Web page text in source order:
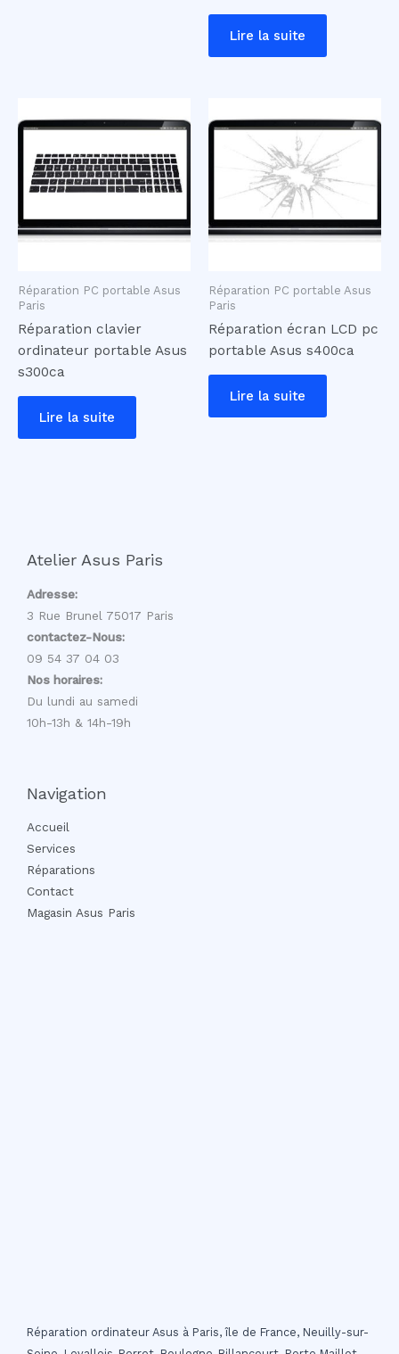
Lire la suite
Réparation PC portable Asus
Paris
Réparation clavier
ordinateur portable Asus
s300ca
Lire la suite
Réparation PC portable Asus
Paris
Réparation écran LCD pc
portable Asus s400ca
Lire la suite
Atelier Asus Paris
Adresse:
3 Rue Brunel 75017 Paris
contactez-Nous:
09 54 37 04 03
Nos horaires:
Du lundi au samedi
10h-13h & 14h-19h
Navigation
Accueil
Services
Réparations
Contact
Magasin Asus Paris
Réparation ordinateur Asus à Paris, île de France, Neuilly-sur-